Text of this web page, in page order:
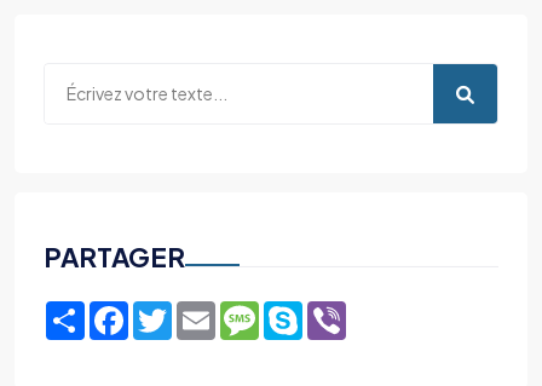
PARTAGER
ShareFacebook
TwitterEmailMessage
Skype